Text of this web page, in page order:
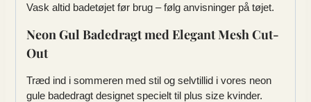
Vask altid badetøjet før brug – følg anvisninger på tøjet.
Neon Gul Badedragt med Elegant Mesh Cut-
Out
Træd ind i sommeren med stil og selvtillid i vores neon
gule badedragt designet specielt til plus size kvinder.